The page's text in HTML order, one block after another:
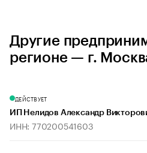
Другие
регионе — г.
ДЕЙСТВУЕТ
ИП Нелидов Александр
ИНН: 770200541603